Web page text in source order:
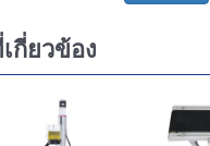
กี่ยวข้อง